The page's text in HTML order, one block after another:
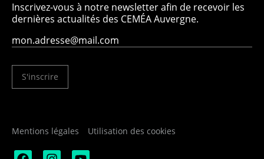
Inscrivez-vous à notre newsletter afin de recevoir les
dernières actualités des CEMÉA Auvergne.
S'inscrire
Mentions légales Utilisation des cookies